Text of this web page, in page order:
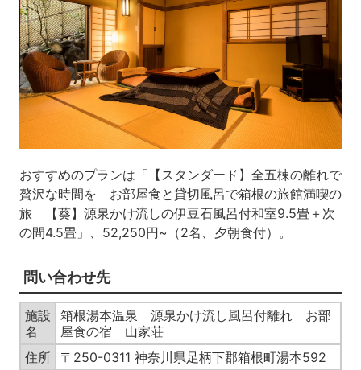
おすすめのプランは「【スタンダード】全五棟の離れで
贅沢な時間を お部屋食と貸切風呂で箱根の旅館満喫の
旅 【葵】源泉かけ流しの伊豆石風呂付和室9.5畳＋次
の間4.5畳」、52,250円~（2名、夕朝食付）。
問い合わせ先
施設
名
箱根湯本温泉 源泉かけ流し風呂付離れ お部
屋食の宿 山家荘
住所
〒250-0311 神奈川県足柄下郡箱根町湯本592